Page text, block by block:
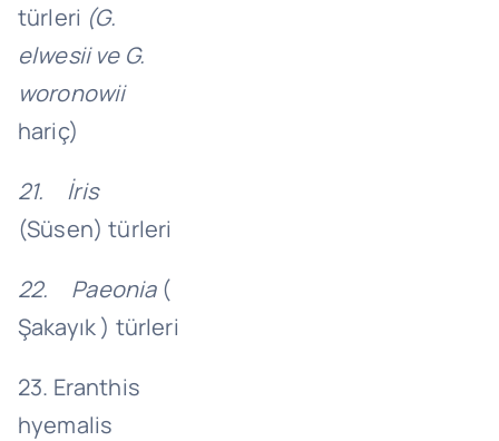
türleri (G.
elwesii ve G.
woronowii
hariç)
21. İris
(Süsen) türleri
22. Paeonia(
Şakayık ) türleri
23. Eranthis
hyemalis